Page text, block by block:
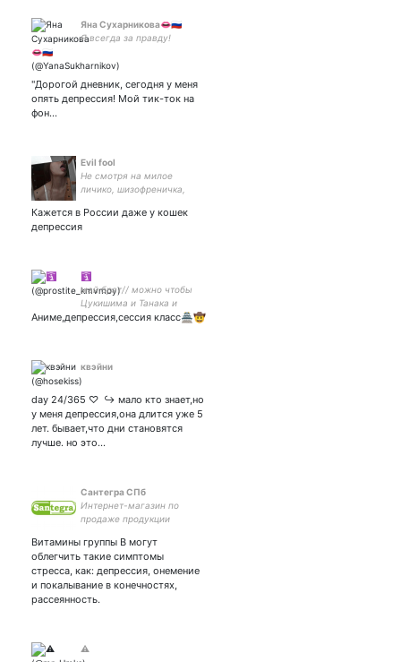
Яна Сухарникова👄🇷🇺
Я всегда за правду!
"Дорогой дневник, сегодня у меня
опять депрессия! Мой тик-ток на
фон…
Evil fool
Не смотря на милое
личико, шизофреничка,
Кажется в России даже у кошек
депрессия
🛐
май брат// можно чтобы
Цукишима и Танака и
Ойкава переспят и их сын/
Аниме,депрессия,сессия класс🏯🤠
квэйни
day 24/365 ♡ ↪ мало кто знает,но
у меня депрессия,она длится уже 5
лет. бывает,что дни становятся
лучше. но это…
Сантегра СПб
Интернет-магазин по
продаже продукции
#Santegra (USA)
Витамины группы В могут
облегчить такие симптомы
стресса, как: депрессия, онемение
и покалывание в конечностях,
рассеянность.
⚠️